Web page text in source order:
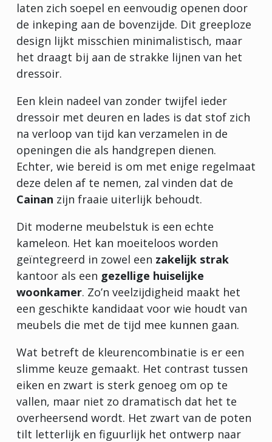
laten zich soepel en eenvoudig openen door
de inkeping aan de bovenzijde. Dit greeploze
design lijkt misschien minimalistisch, maar
het draagt bij aan de strakke lijnen van het
dressoir.
Een klein nadeel van zonder twijfel ieder
dressoir met deuren en lades is dat stof zich
na verloop van tijd kan verzamelen in de
openingen die als handgrepen dienen.
Echter, wie bereid is om met enige regelmaat
deze delen af te nemen, zal vinden dat de
Cainan zijn fraaie uiterlijk behoudt.
Dit moderne meubelstuk is een echte
kameleon. Het kan moeiteloos worden
geïntegreerd in zowel een zakelijk strak
kantoor als een gezellige huiselijke
woonkamer. Zo’n veelzijdigheid maakt het
een geschikte kandidaat voor wie houdt van
meubels die met de tijd mee kunnen gaan.
Wat betreft de kleurencombinatie is er een
slimme keuze gemaakt. Het contrast tussen
eiken en zwart is sterk genoeg om op te
vallen, maar niet zo dramatisch dat het te
overheersend wordt. Het zwart van de poten
tilt letterlijk en figuurlijk het ontwerp naar